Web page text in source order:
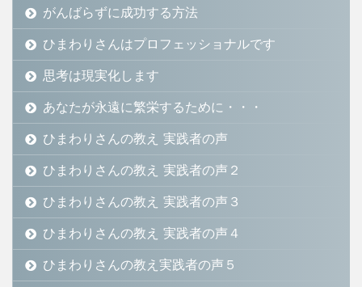
がんばらずに成功する方法
ひまわりさんはプロフェッショナルです
思考は現実化します
あなたが永遠に繁栄するために・・・
ひまわりさんの教え 実践者の声
ひまわりさんの教え 実践者の声２
ひまわりさんの教え 実践者の声３
ひまわりさんの教え 実践者の声４
ひまわりさんの教え実践者の声５